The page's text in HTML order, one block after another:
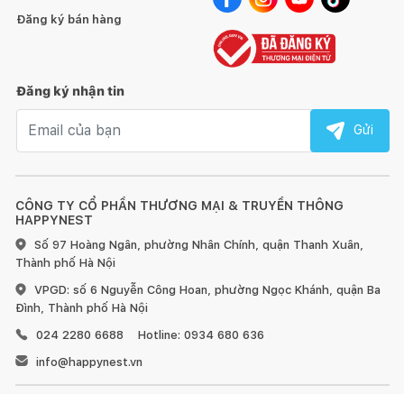
CÔNG TY CỔ PHẦN THƯƠNG MẠI & TRUYỀN THÔNG
HAPPYNEST
Số 97 Hoàng Ngân, phường Nhân Chính, quận Thanh Xuân,
Thành phố Hà Nội
VPGD: số 6 Nguyễn Công Hoan, phường Ngọc Khánh, quận Ba
Đình, Thành phố Hà Nội
024 2280 6688
Hotline: 0934 680 636
info@happynest.vn
Đăng ký bán hàng
Đăng ký nhận tin
Gửi